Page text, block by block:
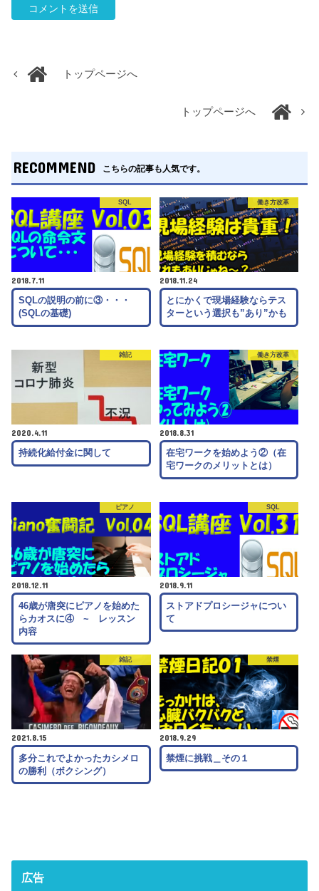
トップページへ
トップページへ
RECOMMEND こちらの記事も人気です。
SQL
2018.7.11
SQLの説明の前に③・・・
(SQLの基礎)
働き方改革
2018.11.24
とにかくで現場経験ならテス
ターという選択も”あり”かも
雑記
2020.4.11
持続化給付金に関して
働き方改革
2018.8.31
在宅ワークを始めよう②（在
宅ワークのメリットとは）
ピアノ
2018.12.11
46歳が唐突にピアノを始めた
らカオスに④ ~ レッスン
内容
SQL
2018.9.11
ストアドプロシージャについ
て
雑記
2021.8.15
多分これでよかったカシメロ
の勝利（ボクシング）
禁煙
2018.9.29
禁煙に挑戦＿その１
広告